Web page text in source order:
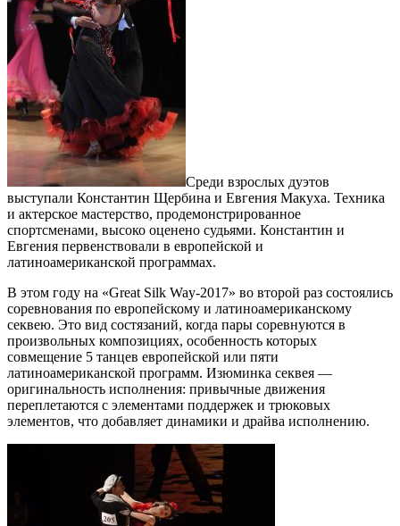
Среди взрослых дуэтов
выступали Константин Щербина и Евгения Макуха. Техника
и актерское мастерство, продемонстрированное
спортсменами, высоко оценено судьями. Константин и
Евгения первенствовали в европейской и
латиноамериканской программах.
В этом году на «Great Silk Way-2017» во второй раз состоялись
соревнования по европейскому и латиноамериканскому
секвею. Это вид состязаний, когда пары соревнуются в
произвольных композициях, особенность которых
совмещение 5 танцев европейской или пяти
латиноамериканской программ. Изюминка секвея —
оригинальность исполнения: привычные движения
переплетаются с элементами поддержек и трюковых
элементов, что добавляет динамики и драйва исполнению.